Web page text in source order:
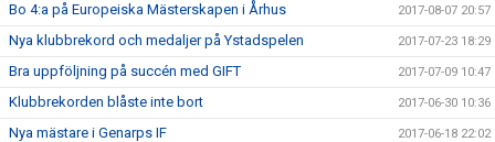
Bo 4:a på Europeiska Mästerskapen i Århus 2017-08-07 20:57
Nya klubbrekord och medaljer på Ystadspelen 2017-07-23 18:29
Bra uppföljning på succén med GIFT 2017-07-09 10:47
Klubbrekorden blåste inte bort 2017-06-30 10:36
Nya mästare i Genarps IF 2017-06-18 22:02